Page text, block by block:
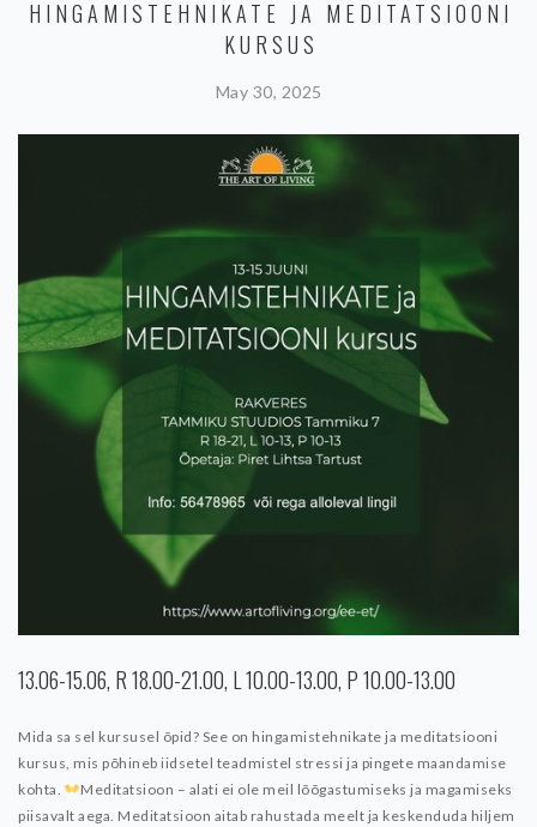
HINGAMISTEHNIKATE JA MEDITATSIOONI
KURSUS
May 30, 2025
13.06-15.06, R 18.00-21.00, L 10.00-13.00, P 10.00-13.00
Mida sa sel kursusel õpid? See on hingamistehnikate ja meditatsiooni
kursus, mis põhineb iidsetel teadmistel stressi ja pingete maandamise
kohta.
Meditatsioon – alati ei ole meil lõõgastumiseks ja magamiseks
piisavalt aega. Meditatsioon aitab rahustada meelt ja keskenduda hiljem